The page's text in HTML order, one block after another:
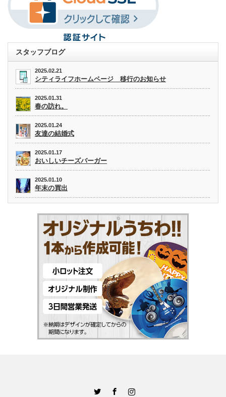
スタッフブログ
2025.02.21
シティライフホームページ 移行のお知らせ
2025.01.31
春の訪れ。
2025.01.24
友達の結婚式
2025.01.17
おいしいチーズバーガー
2025.01.10
年末の買出
Instagram